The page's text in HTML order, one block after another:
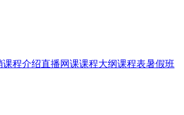
课程介绍直播网课课程大纲课程表暑假班